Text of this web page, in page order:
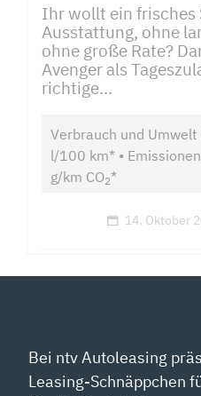
Ihr wollt ein frisches
Ausstattung, ohne
ohne große Rate?
Avenger als
richtige...
Verbrauch und
l/100 km* •
g/km CO2*
14. Oktober
Bei ntv Autoleasing
Leasing-Schnäppchen